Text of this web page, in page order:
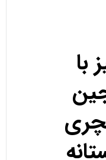
با